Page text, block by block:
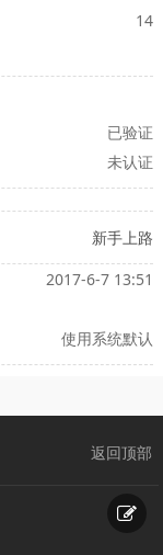
14
已验证
未认证
新手上路
2017-6-7 13:51
使用系统默认
返回顶部